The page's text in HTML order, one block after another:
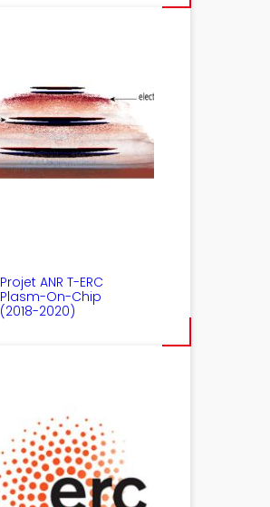
Projet ANR T-ERC
Plasm-On-Chip
(2018-2020)